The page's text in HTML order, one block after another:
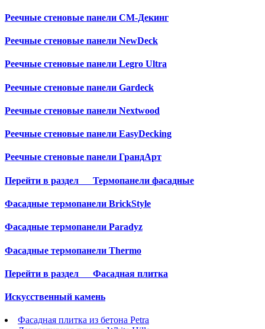
Реечные стеновые панели СМ-Декинг
Реечные стеновые панели NewDeck
Реечные стеновые панели Legro Ultra
Реечные стеновые панели Gardeck
Реечные стеновые панели Nextwood
Реечные стеновые панели EasyDecking
Реечные стеновые панели ГрандАрт
Перейти в раздел Термопанели фасадные
Фасадные термопанели BrickStyle
Фасадные термопанели Paradyz
Фасадные термопанели Thermo
Перейти в раздел Фасадная плитка
Искусственный камень
Фасадная плитка из бетона Petra